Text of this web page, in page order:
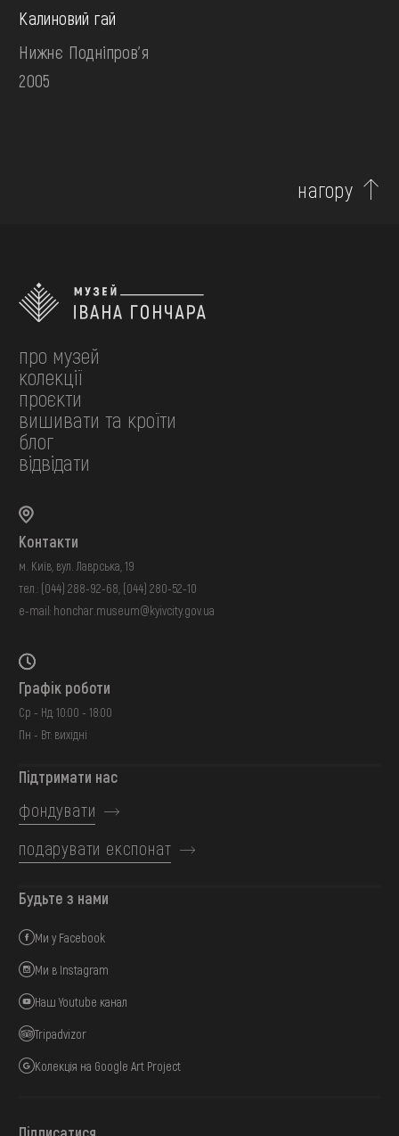
Калиновий гай
Нижнє Подніпров'я
2005
нагору
про музей
колекції
проєкти
вишивати та кроїти
блог
відвідати
Контакти
м. Київ, вул. Лаврська, 19
тел.: (044) 288-92-68 (044) 280-52-10
e-mail: honchar.museum@kyivcity.gov.ua
Графік роботи
Ср - Нд: 10:00 - 18:00
Пн - Вт: вихідні
Підтримати нас
фондувати
подарувати експонат
Будьте з нами
Ми у Facebook
Ми в Instagram
Наш Youtube канал
Tripadvizor
Колекція на Google Art Project
Підписатися